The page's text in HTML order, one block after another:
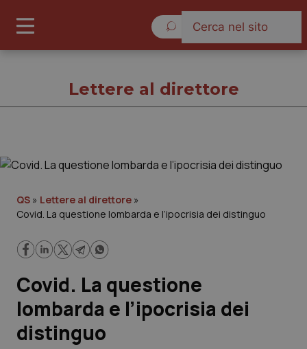
Cronache
Lavoro e Professioni
Scienza e Farmaci
Lettere al direttore
QS » Lettere al direttore »
Covid. La questione lombarda e l’ipocrisia dei distinguo
Covid. La questione
lombarda e l’ipocrisia dei
distinguo